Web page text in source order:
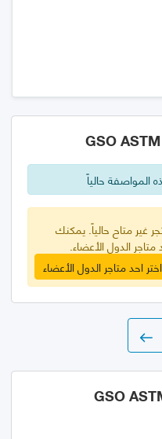
المواصفة حالياً
غير متاح حالياً. يمكنك
الدول الأعضاء.
اختر احد متاجر الدول الأعضاء